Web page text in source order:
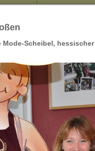
Scheibel,